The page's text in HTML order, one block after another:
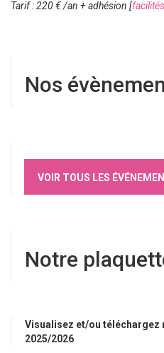
Tarif : 220 € /an + adhésion [
Nos
VOIR TOUS LES
Notre
Visualisez et/ou téléchargez
2025/2026